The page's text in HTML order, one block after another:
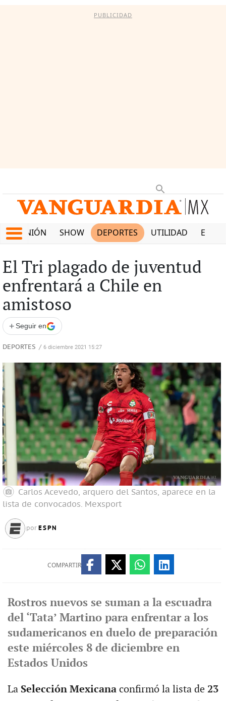
PUBLICIDAD
OPINIÓN SHOW DEPORTES UTILIDAD
El Tri plagado de juventud
enfrentará a Chile en
amistoso
+ Seguir en
DEPORTES / 6 diciembre 2021 15:27
Carlos Acevedo, arquero del Santos, aparece en la
lista de convocados. Mexsport
por ESPN
COMPARTIR
Rostros nuevos se suman a la escuadra
del ‘Tata’ Martino para enfrentar a los
sudamericanos en duelo de preparación
este miércoles 8 de diciembre en
Estados Unidos
La Selección Mexicana confirmó la lista de 23